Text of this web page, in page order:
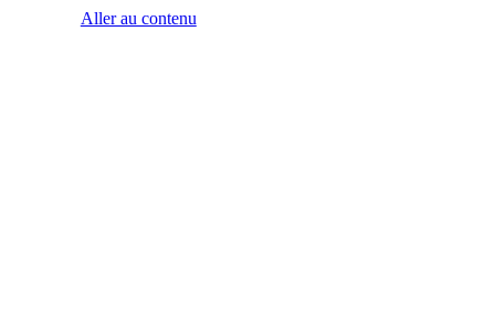
Aller au contenu